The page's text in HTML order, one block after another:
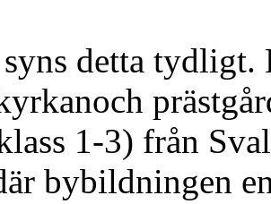
detta tydligt.
1-3) från
bybildningen